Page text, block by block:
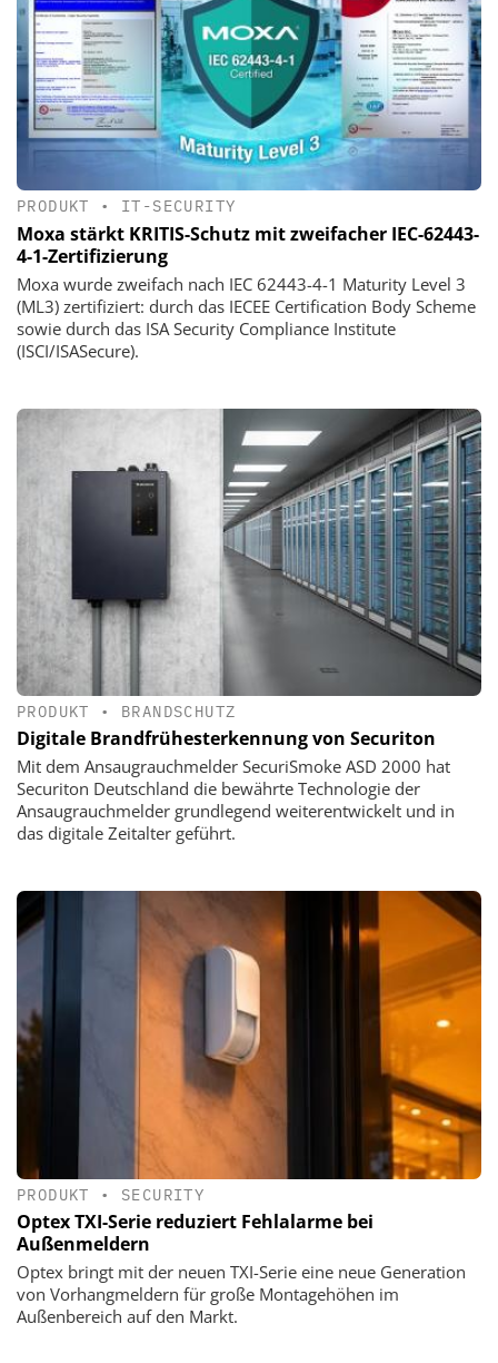
PRODUKT • IT-SECURITY
Moxa stärkt KRITIS-Schutz mit zweifacher IEC-62443-
4-1-Zertifizierung
Moxa wurde zweifach nach IEC 62443-4-1 Maturity Level 3
(ML3) zertifiziert: durch das IECEE Certification Body Scheme
sowie durch das ISA Security Compliance Institute
(ISCI/ISASecure).
PRODUKT • BRANDSCHUTZ
Digitale Brandfrühesterkennung von Securiton
Mit dem Ansaugrauchmelder SecuriSmoke ASD 2000 hat
Securiton Deutschland die bewährte Technologie der
Ansaugrauchmelder grundlegend weiterentwickelt und in
das digitale Zeitalter geführt.
PRODUKT • SECURITY
Optex TXI-Serie reduziert Fehlalarme bei
Außenmeldern
Optex bringt mit der neuen TXI-Serie eine neue Generation
von Vorhangmeldern für große Montagehöhen im
Außenbereich auf den Markt.